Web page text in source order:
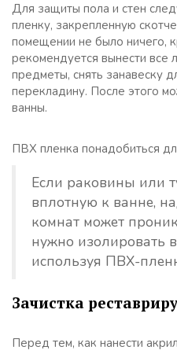
Для защиты пола и стен
пленку, закрепленную
помещении не было ничего,
рекомендуется вынести все
предметы, снять занавеску
перекладину. После этого
ванны.
ПВХ пленка понадобиться
Если раковины или
вплотную к ванне,
комнат может
нужно изолировать
используя ПВХ-
Зачистка
Перед тем, как нанести